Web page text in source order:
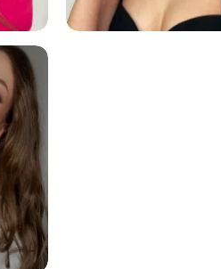
1383